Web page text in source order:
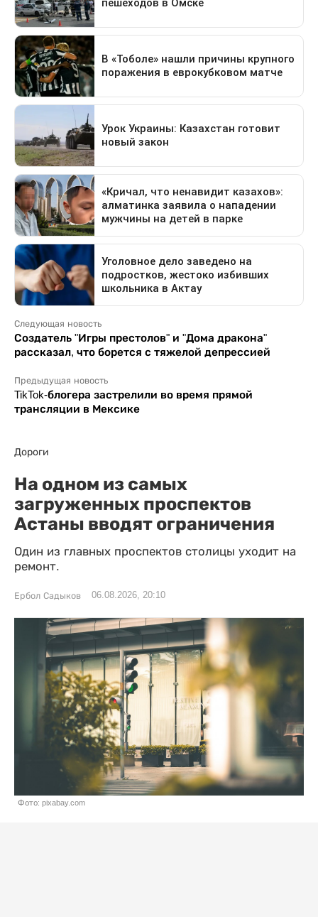
Следующая новость
Создатель "Игры престолов" и "Дома дракона"
рассказал, что борется с тяжелой депрессией
Предыдущая новость
TikTok-блогера застрелили во время прямой
трансляции в Мексике
Дороги
На одном из самых
загруженных проспектов
Астаны вводят ограничения
Один из главных проспектов столицы уходит на
ремонт.
Ербол Садыков 06.08.2026, 20:10
Фото: pixabay.com